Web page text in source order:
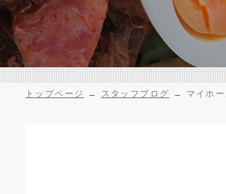
トップページ → スタッフブログ → マイホー